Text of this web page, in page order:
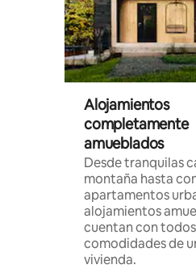
Alojamientos
completamente
amueblados
Desde tranquilas
montaña hasta
apartamentos
alojamientos
cuentan con
comodidades de
vivienda.